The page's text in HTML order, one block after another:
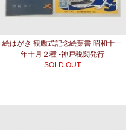
絵はがき 観艦式記念絵葉書 昭和十一
年十月２種 -神戸税関発行
SOLD OUT